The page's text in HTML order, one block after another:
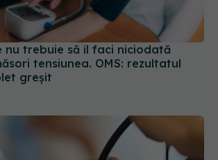
nu trebuie să îl faci niciodată
tensiunea. OMS: rezultatul
greșit